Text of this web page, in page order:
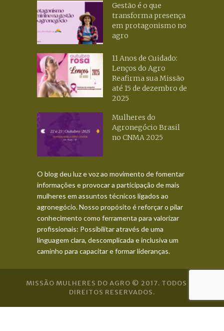
Gestão é o que
transforma presença
em protagonismo no
agro
11 Anos de Cuidado:
Lenços do Agro
Reafirma sua Missão
até 15 de dezembro de
2025
Mulheres do
Agronegócio Brasil
no CNMA 2025
O blog deu luz e voz ao movimento de fomentar
informações e provocar a participação de mais
mulheres em assuntos técnicos ligados ao
agronegócio. Nosso propósito é reforçar o pilar
conhecimento como ferramenta para valorizar
profissionais: Possibilitar através de uma
linguagem clara, descomplicada e inclusiva um
caminho para capacitar e formar lideranças.
MISSÃO MULHERES DO AGRO © 2017. TODOS OS
DIREITOS RESERVADOS.